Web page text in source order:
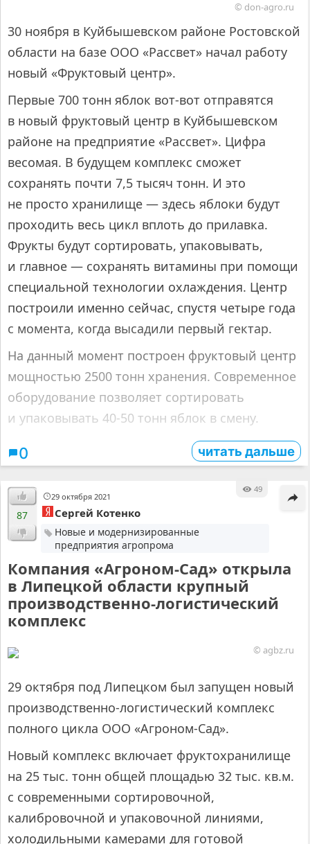
© don-agro.ru
30 ноября в Куйбышевском районе Ростовской
области на базе ООО «Рассвет» начал работу
новый «Фруктовый центр».
Первые 700 тонн яблок вот-вот отправятся
в новый фруктовый центр в Куйбышевском
районе на предприятие «Рассвет». Цифра
весомая. В будущем комплекс сможет
сохранять почти 7,5 тысяч тонн. И это
не просто хранилище — здесь яблоки будут
проходить весь цикл вплоть до прилавка.
Фрукты будут сортировать, упаковывать,
и главное — сохранять витамины при помощи
специальной технологии охлаждения. Центр
построили именно сейчас, спустя четыре года
с момента, когда высадили первый гектар.
На данный момент построен фруктовый центр
мощностью 2500 тонн хранения. Современное
оборудование позволяет сортировать
и упаковывать 40-50 тонн яблок в смену.
0 читать дальше
29 октября 2021
49
87 Сергей Котенко
Новые и модернизированные
предприятия агропрома
Компания «Агроном-Сад» открыла
в Липецкой области крупный
производственно-логистический
комплекс
© agbz.ru
29 октября под Липецком был запущен новый
производственно-логистический комплекс
полного цикла ООО «Агроном-Сад».
Новый комплекс включает фруктохранилище
на 25 тыс. тонн общей площадью 32 тыс. кв.м.
с современными сортировочной,
калибровочной и упаковочной линиями,
холодильными камерами для готовой